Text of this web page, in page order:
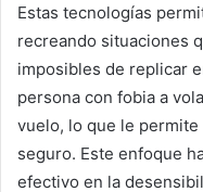
Estas tecnologías
recreando situaciones
imposibles de replicar
persona con fobia a
vuelo, lo que le
seguro. Este enfoque
efectivo en la